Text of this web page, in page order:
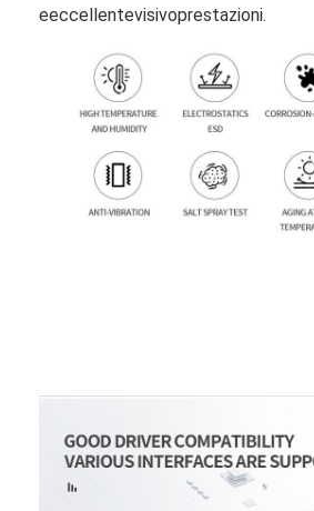
Video
Chi Siamo
eeccellentevisivoprestazioni.